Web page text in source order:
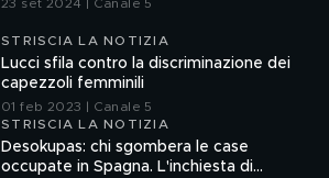
23 set 2024 | Canale 5
STRISCIA LA NOTIZIA
Lucci sfila contro la discriminazione dei
capezzoli femminili
01 feb 2023 | Canale 5
STRISCIA LA NOTIZIA
Desokupas: chi sgombera le case
occupate in Spagna. L'inchiesta di